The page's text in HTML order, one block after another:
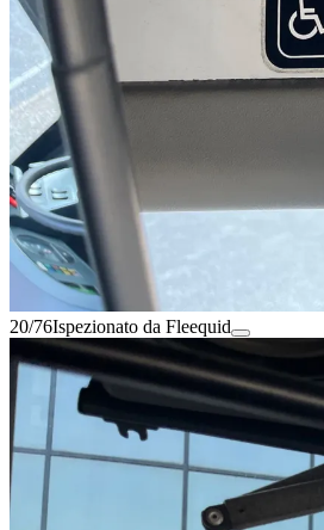
20/76Ispezionato da Fleequid